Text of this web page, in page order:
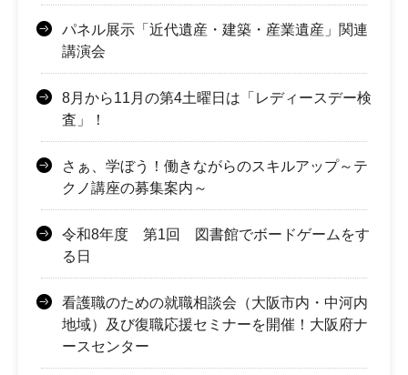
パネル展示「近代遺産・建築・産業遺産」関連
講演会
8月から11月の第4土曜日は「レディースデー検
査」！
さぁ、学ぼう！働きながらのスキルアップ～テ
クノ講座の募集案内～
令和8年度 第1回 図書館でボードゲームをす
る日
看護職のための就職相談会（大阪市内・中河内
地域）及び復職応援セミナーを開催！大阪府ナ
ースセンター